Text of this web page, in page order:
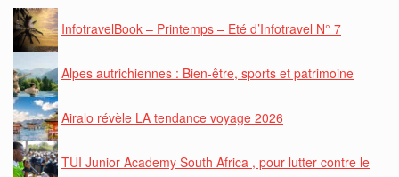
InfotravelBook – Printemps – Eté d’Infotravel N° 7
Alpes autrichiennes : Bien-être, sports et patrimoine
Airalo révèle LA tendance voyage 2026
TUI Junior Academy South Africa , pour lutter contre le